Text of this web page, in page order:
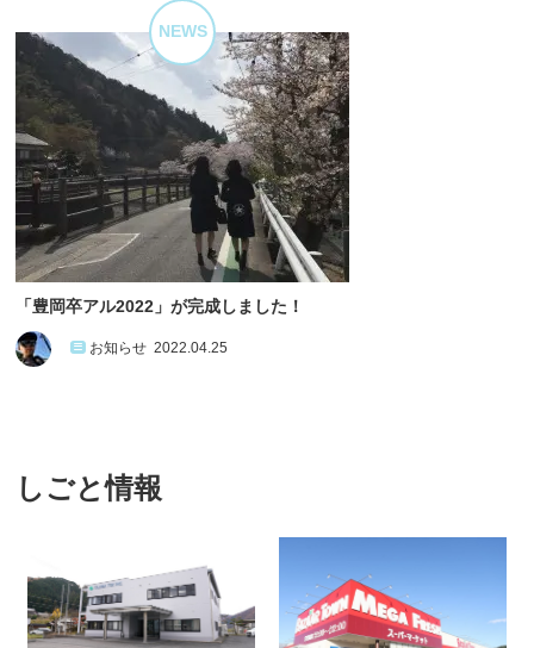
「豊岡卒アル2022」が完成しました！
お知らせ 2022.04.25
NEWS
しごと情報